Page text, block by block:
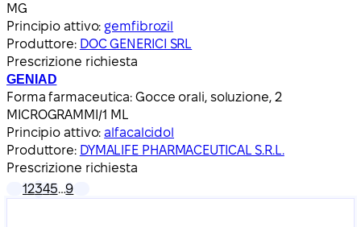
MG
Principio attivo: gemfibrozil
Produttore: DOC GENERICI SRL
Prescrizione richiesta
GENIAD
Forma farmaceutica: Gocce orali, soluzione, 2
MICROGRAMMI/1 ML
Principio attivo:alfacalcidol
Produttore: DYMALIFE PHARMACEUTICAL S.R.L.
Prescrizione richiesta
12345…9